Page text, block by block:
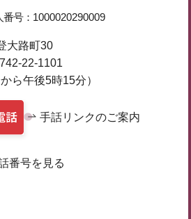
号： 1000020290009
大路町30
22-1101
ら午後5時15分）
手話リンクのご案内
番号を見る